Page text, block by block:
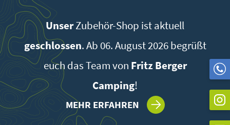
Inhalt
springen
UnserZubehör-Shop ist aktuell
geschlossen. Ab 06. August 2026 begrüßt
euch das Team von Fritz Berger
Camping!
MEHR ERFAHREN